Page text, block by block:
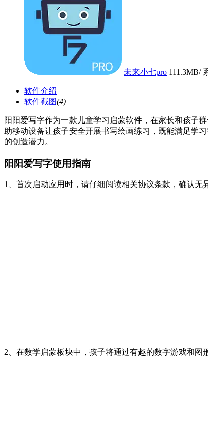
未来小七pro 111.3MB/
软件介绍
软件截图(4)
阳阳爱写字作为一款儿童学习启蒙软件，在家长和孩子
助移动设备让孩子安全开展书写绘画练习，既能满足学
的创造潜力。
阳阳爱写字使用指南
1、首次启动应用时，请仔细阅读相关协议条款，确认无
2、在数学启蒙板块中，孩子将通过有趣的数字游戏和图